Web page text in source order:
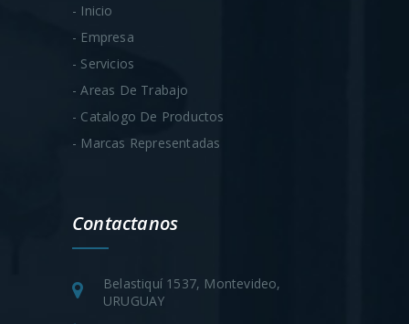
- Inicio
- Empresa
- Servicios
- Areas De Trabajo
- Catalogo De Productos
- Marcas Representadas
Contactanos
Belastiquí 1537, Montevideo,
URUGUAY